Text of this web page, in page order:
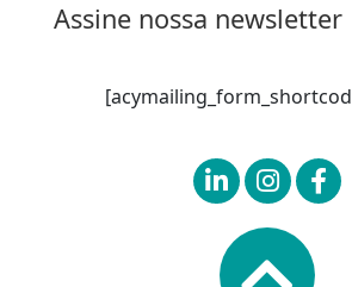
Assine nossa newsletter